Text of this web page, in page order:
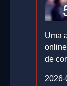
Uma
de
2026-